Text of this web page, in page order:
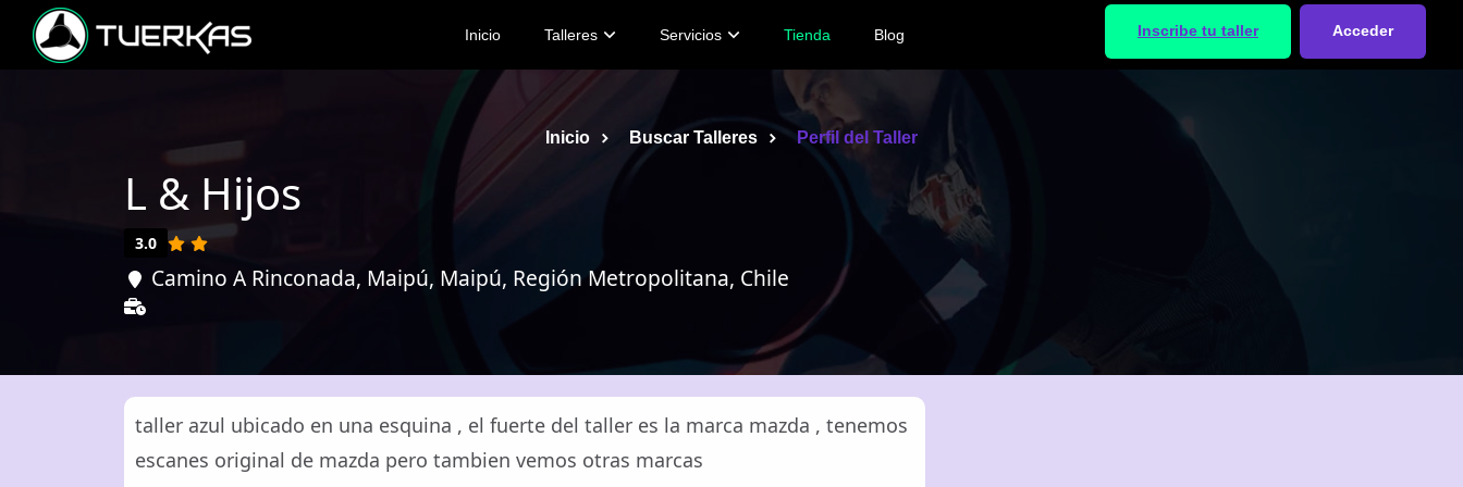
Inicio Talleres Servicios Tienda Blog Inscribe tu taller Acceder
Inicio Buscar Talleres Perfil del Taller
L & Hijos
3.0
Camino A Rinconada, Maipú, Maipú, Región Metropolitana, Chile
taller azul ubicado en una esquina , el fuerte del taller es la marca mazda , tenemos
escanes original de mazda pero tambien vemos otras marcas